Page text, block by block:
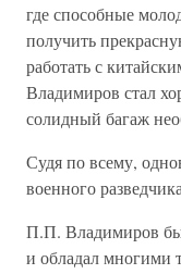
где способные
получить
работать с
Владимиров стал
солидный багаж
Судя по всему,
военного
П.П. Владимиров
и обладал многими